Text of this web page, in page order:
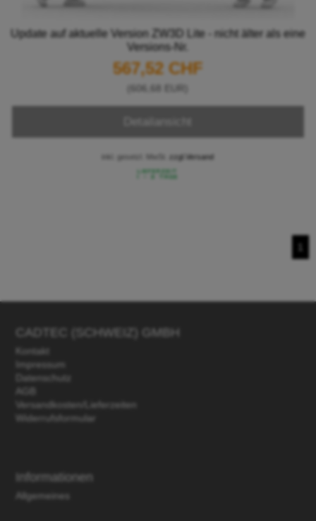
Update auf aktuelle Version ZW3D Lite - nicht älter als eine
Versions-Nr.
567,52 CHF
Detailansicht
inkl. gesetzl. MwSt. zzgl.Versand
CADTEC (SCHWEIZ) GMBH
Kontakt
Impressum
Datenschutz
Versandkosten/Lieferzeiten
Widerrufsformular
Informationen
Allgemeines